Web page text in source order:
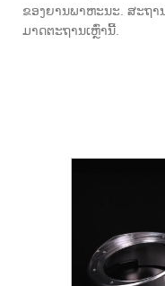
ຂອງຍານພາຫະນະ. ສະຖາ
ມາດຕະຖານເຫຼົ່ານີ້.